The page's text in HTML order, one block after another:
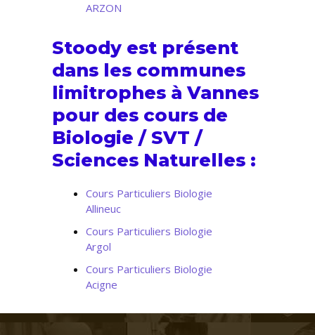
ARZON
Stoody est présent
dans les communes
limitrophes à Vannes
pour des cours de
Biologie / SVT /
Sciences Naturelles :
Cours Particuliers Biologie
Allineuc
Cours Particuliers Biologie
Argol
Cours Particuliers Biologie
Acigne